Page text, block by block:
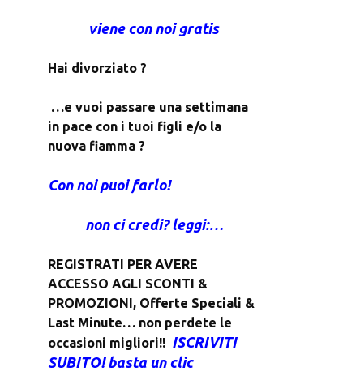
viene con noi gratis
Hai divorziato ?
in pace con i tuoi figli e/o la
nuova fiamma ?
Con noi puoi farlo!
non ci credi? leggi:…
REGISTRATI PER AVERE
ACCESSO AGLI SCONTI &
PROMOZIONI, Offerte Speciali &
Last Minute… non perdete le
occasioni migliori!! ISCRIVITI
SUBITO! basta un clic